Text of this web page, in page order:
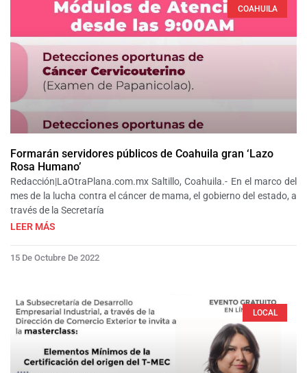
COAHUILA
Formarán servidores públicos de Coahuila gran ‘Lazo
Rosa Humano’
Redacción|LaOtraPlana.com.mx Saltillo, Coahuila.- En el marco del
mes de la lucha contra el cáncer de mama, el gobierno del estado, a
través de la Secretaría
LEER MÁS
15 De Octubre De 2022
LOCAL